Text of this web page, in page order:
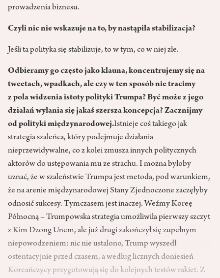
prowadzenia biznesu.
Czyli nic nie wskazuje na to, by nastąpiła stabilizacja?
Jeśli ta polityka się stabilizuje, to w tym, co w niej złe.
Odbieramy go często jako klauna, koncentrujemy się na
tweetach, wpadkach, ale czy w ten sposób nie tracimy
z pola widzenia istoty polityki Trumpa? Być może z jego
działań wyłania się jakaś szersza koncepcja? Zacznijmy
od polityki międzynarodowej.Istnieje coś takiego jak
strategia szaleńca, który podejmuje działania
nieprzewidywalne, co z kolei zmusza innych politycznych
aktorów do ustępowania mu ze strachu. I można byłoby
uznać, że w szaleństwie Trumpa jest metoda, pod warunkiem,
że na arenie międzynarodowej Stany Zjednoczone zaczęłyby
odnosić sukcesy. Tymczasem jest inaczej. Weźmy Koreę
Północną – Trumpowska strategia umożliwiła pierwszy szczyt
z Kim Dzong Unem, ale już drugi zakończył się zupełnym
niepowodzeniem: nic nie ustalono, Trump wyszedł
ostentacyjnie przed czasem, a według licznych doniesień
Koreańczycy przygotowują się do kolejnych testów rakiet. Z